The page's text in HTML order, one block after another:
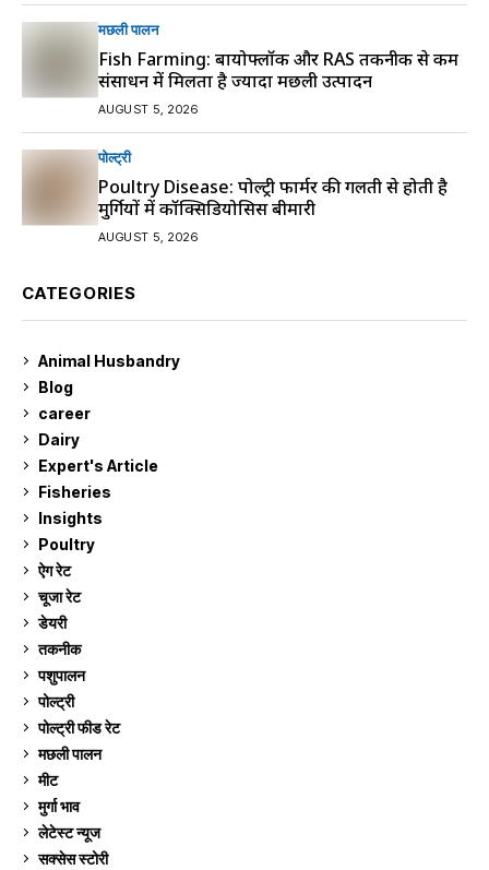
मछली पालन
Fish Farming: बायोफ्लॉक और RAS तकनीक से कम
संसाधन में मिलता है ज्यादा मछली उत्पादन
AUGUST 5, 2026
पोल्ट्री
Poultry Disease: पोल्ट्री फार्मर की गलती से होती है
मुर्गियों में कॉक्सिडियोसिस बीमारी
AUGUST 5, 2026
CATEGORIES
Animal Husbandry
Blog
career
Dairy
Expert's Article
Fisheries
Insights
Poultry
ऐग रेट
चूजा रेट
डेयरी
तकनीक
पशुपालन
पोल्ट्री
पोल्ट्री फीड रेट
मछली पालन
मीट
मुर्गा भाव
लेटेस्ट न्यूज
सक्सेस स्टो‍री